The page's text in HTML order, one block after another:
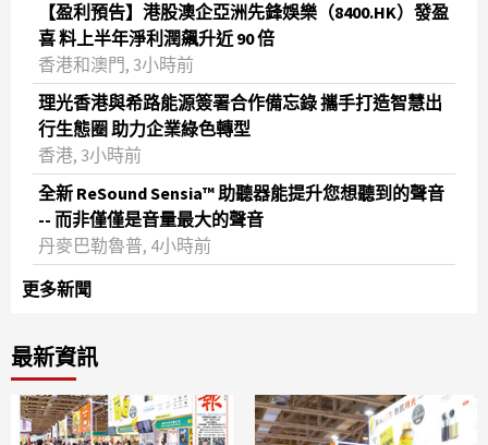
【盈利預告】港股澳企亞洲先鋒娛樂（8400.HK）發盈
喜 料上半年淨利潤飆升近 90 倍
香港和澳門, 3小時前
理光香港與希路能源簽署合作備忘錄 攜手打造智慧出
行生態圈 助力企業綠色轉型
香港, 3小時前
全新 ReSound Sensia™ 助聽器能提升您想聽到的聲音
-- 而非僅僅是音量最大的聲音
丹麥巴勒魯普, 4小時前
更多新聞
最新資訊